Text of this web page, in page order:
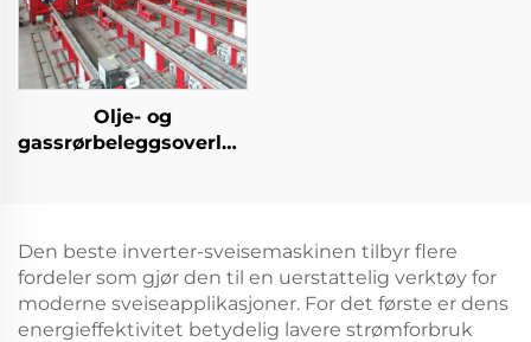
Olje- og
gassrørbeleggsoverlegg
Den beste inverter-sveisemaskinen tilbyr flere
fordeler som gjør den til en uerstattelig verktøy for
moderne sveiseapplikasjoner. For det første er dens
energieffektivitet betydelig lavere strømforbruk